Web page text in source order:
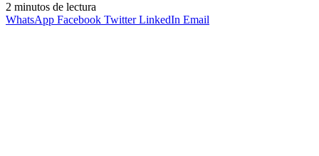
2 minutos de lectura
WhatsApp Facebook Twitter LinkedIn Email